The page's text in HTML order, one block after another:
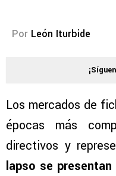
Por León Iturbide
Los mercados de
épocas más
directivos y
lapso se